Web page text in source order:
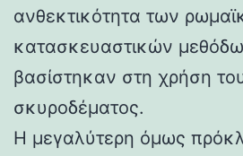
ανθεκτικότητα των
κατασκευαστικών
βασίστηκαν στη χρήση
σκυροδέματος.
Η μεγαλύτερη όμως